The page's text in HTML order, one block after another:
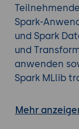
Spark-
und Spark
und
anwenden
Spark MLlib
Das
Mehr